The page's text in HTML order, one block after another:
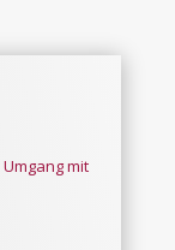
Umgang mit